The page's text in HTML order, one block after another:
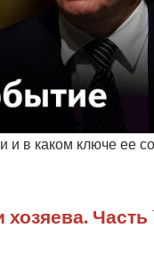
в каком ключе ее
Часть